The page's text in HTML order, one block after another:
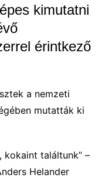
kimutatni
érintkező
a nemzeti
mutatták ki
kokaint találtunk” –
Helander